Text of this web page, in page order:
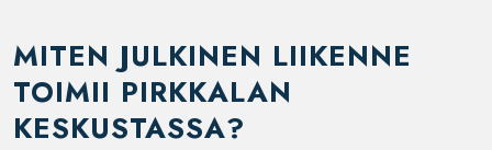
MITEN JULKINEN LIIKENNE
TOIMII PIRKKALAN
KESKUSTASSA?